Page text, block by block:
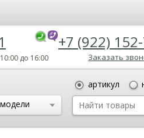
+7 (922)
до 16:00 Заказать
артикул